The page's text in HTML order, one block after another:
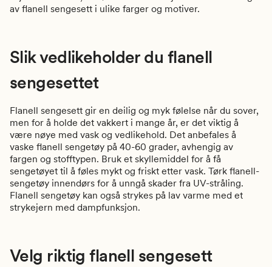
av flanell sengesett i ulike farger og motiver.
Slik vedlikeholder du flanell
sengesettet
Flanell sengesett gir en deilig og myk følelse når du sover,
men for å holde det vakkert i mange år, er det viktig å
være nøye med vask og vedlikehold. Det anbefales å
vaske flanell sengetøy på 40-60 grader, avhengig av
fargen og stofftypen. Bruk et skyllemiddel for å få
sengetøyet til å føles mykt og friskt etter vask. Tørk flanell-
sengetøy innendørs for å unngå skader fra UV-stråling.
Flanell sengetøy kan også strykes på lav varme med et
strykejern med dampfunksjon.
Velg riktig flanell sengesett